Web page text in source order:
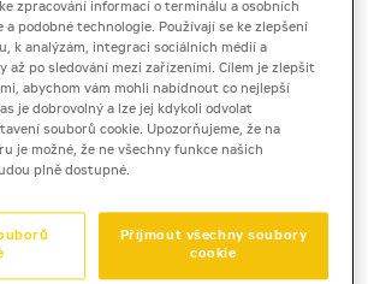
GH1054
660
3040 x 1620
zpracování informací o terminálu a osobních
a podobné technologie. Používají se ke zlepšení
k analýzám, integraci sociálních médií a
až po sledování mezi zařízeními. Cílem je zlepšit
abychom vám mohli nabídnout co nejlepší
je dobrovolný a lze jej kdykoli odvolat
souborů cookie. Upozorňujeme, že na
je možné, že ne všechny funkce našich
plně dostupné.
Přijmout všechny soubory
cookie